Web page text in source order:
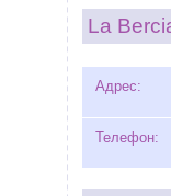
La
Адрес:
Телефон: